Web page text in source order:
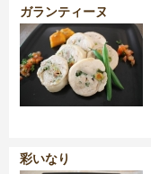
ガランティーヌ
彩いなり